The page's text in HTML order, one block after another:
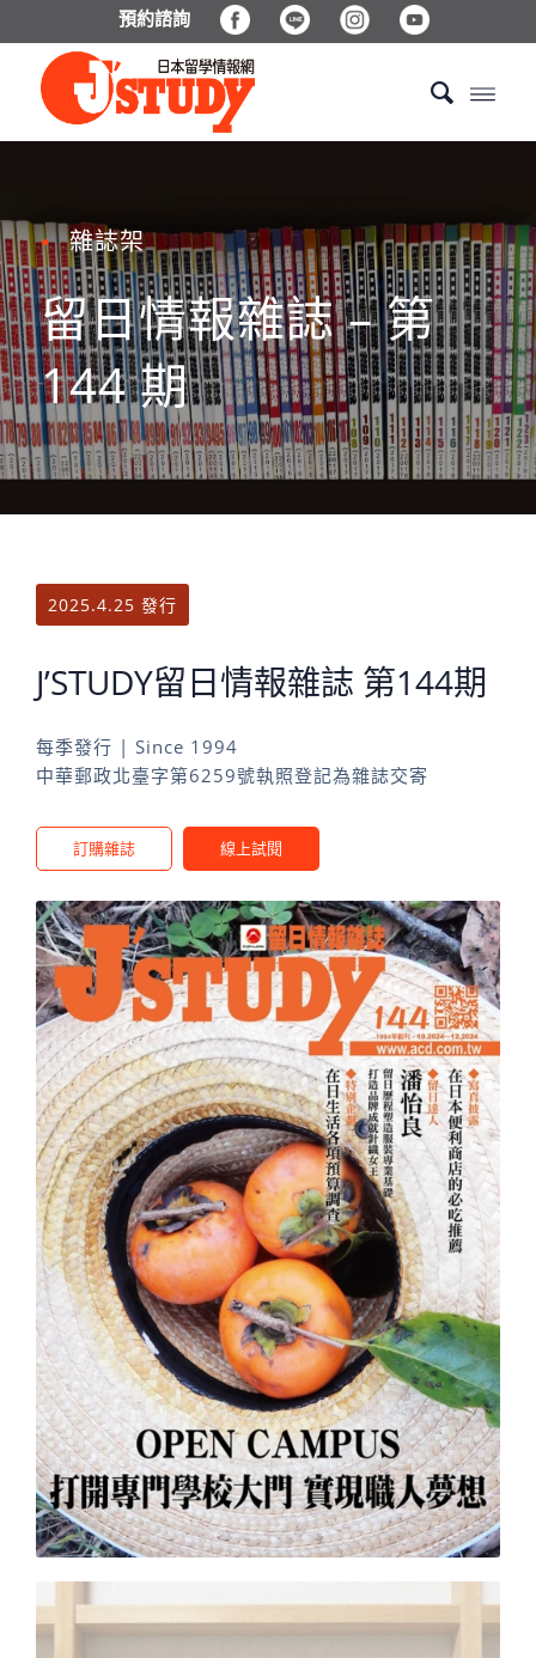
預約諮詢
● 雜誌架
留日情報雜誌 – 第
144 期
2025.4.25 發行
J’STUDY留日情報雜誌 第144期
每季發行 | Since 1994
中華郵政北臺字第6259號執照登記為雜誌交寄
訂購雜誌 線上試閱